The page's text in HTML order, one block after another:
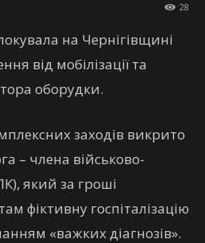
28
на Чернігівщині
від мобілізації та
оборудки.
заходів викрито
– члена військово-
який за гроші
фіктивну госпіталізацію
«важких діагнозів».